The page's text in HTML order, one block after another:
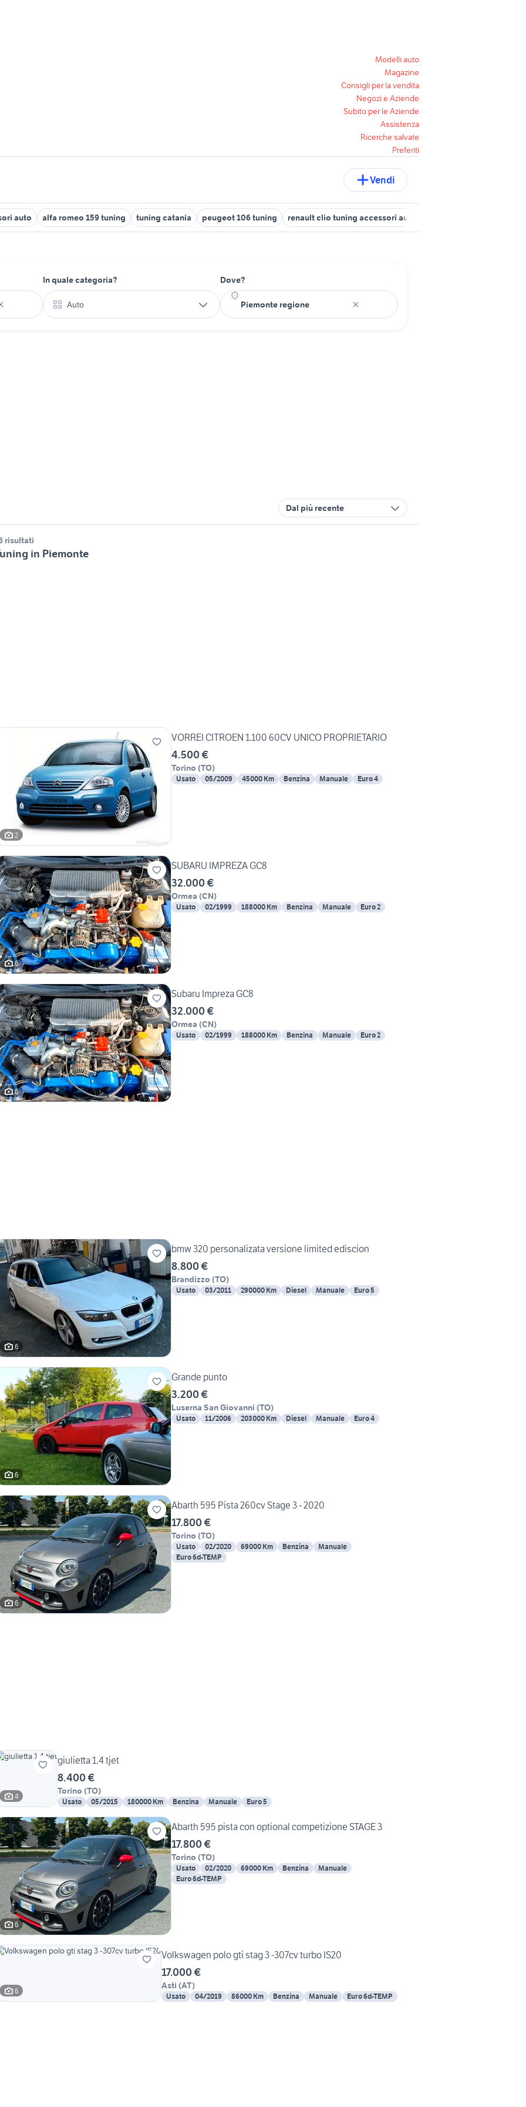
Modelli auto
Magazine
Consigli per la vendita
Negozi e Aziende
Subito per le Aziende
Assistenza
Ricerche salvate
Preferiti
Vendi
auto alfa romeo 159 tuning tuning catania peugeot 106 tuning renault clio tuning accessori auto
In quale categoria?
Auto
Dove?
Dal più recente
risultati
in Piemonte
2
VORREI CITROEN 1.100 60CV UNICO PROPRIETARIO
4.500 €
Torino (TO)
Usato 05/2009 45000 Km Benzina Manuale Euro 4
6
SUBARU IMPREZA GC8
32.000 €
Ormea (CN)
Usato 02/1999 188000 Km Benzina Manuale Euro 2
6
Subaru Impreza GC8
32.000 €
Ormea (CN)
Usato 02/1999 188000 Km Benzina Manuale Euro 2
6
bmw 320 personalizata versione limited ediscion
8.800 €
Brandizzo (TO)
Usato 03/2011 290000 Km Diesel Manuale Euro 5
6
Grande punto
3.200 €
Luserna San Giovanni (TO)
Usato 11/2006 203000 Km Diesel Manuale Euro 4
6
Abarth 595 Pista 260cv Stage 3 - 2020
17.800 €
Torino (TO)
Usato 02/2020 69000 Km Benzina
Manuale
Euro 6d-TEMP
4
giulietta 1.4 tjet
8.400 €
Torino (TO)
Usato 05/2015 180000 Km Benzina Manuale Euro 5
6
Abarth 595 pista con optional competizione STAGE 3
17.800 €
Torino (TO)
Usato 02/2020 69000 Km Benzina
Manuale
Euro 6d-TEMP
6
Volkswagen polo gti stag 3 -307cv turbo IS20
17.000 €
Asti (AT)
Usato 04/2019 86000 Km Benzina Manuale Euro 6d-TEMP